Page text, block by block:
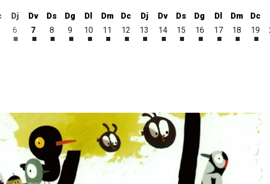
4 d'agost5 d'agost
Dj
6
Dijous 6 d'agost
Dv
7
Divendres 7 d'agost
Ds
8
Dissabte 8 d'agost
Dg
9
Diumenge 9 d'agost
Dl
10
Dilluns 10 d'agost
Dm
11
Dimarts 11 d'agost
Dc
12
Dimecres 12 d'agost
Dj
13
Dijous 13 d'agost
Dv
14
Divendres 14 d'agost
Ds
15
Dissabte 15 d'agost
Dg
16
Diumenge 16
Dl
17
Dilluns 17
Dm
18
Dimarts
Dc
19